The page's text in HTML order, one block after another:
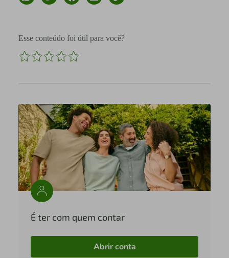
Esse conteúdo foi útil para você?
É ter com quem contar
Abrir conta